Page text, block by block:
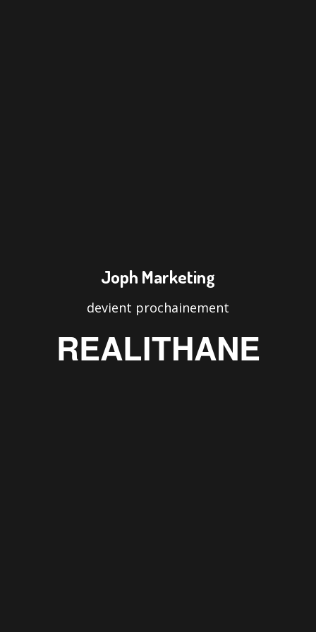
Joph Marketing
devient prochainement
REALITHANE